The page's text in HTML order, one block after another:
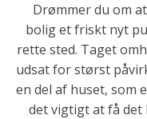
Drømmer du om
bolig et friskt nyt
rette sted. Taget
udsat for størst
en del af huset, som
det vigtigt at få